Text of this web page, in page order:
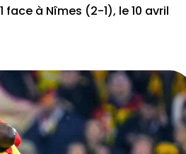
à Nîmes (2-1), le 10 avril